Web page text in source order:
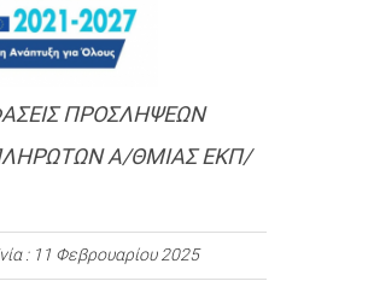
ΠΡΟΣΛΗΨΕΩΝ
Α/ΘΜΙΑΣ ΕΚΠ/
:11 Φεβρουαρίου 2025